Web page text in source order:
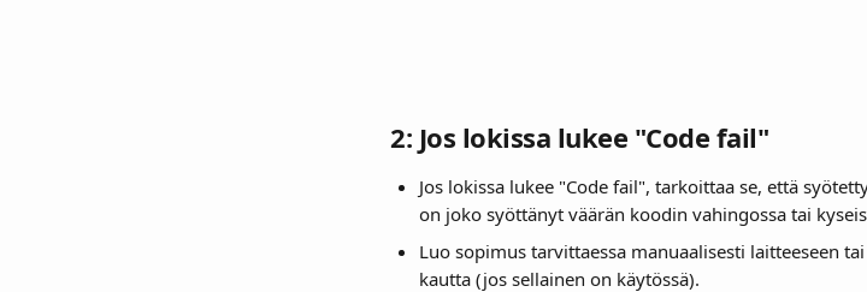
2: Jos lokissa lukee "Code fail"
Jos lokissa lukee "Code fail", tarkoittaa se, että
on joko syöttänyt väärän koodin vahingossa tai
Luo sopimus tarvittaessa manuaalisesti laitteeseen
kautta (jos sellainen on käytössä).